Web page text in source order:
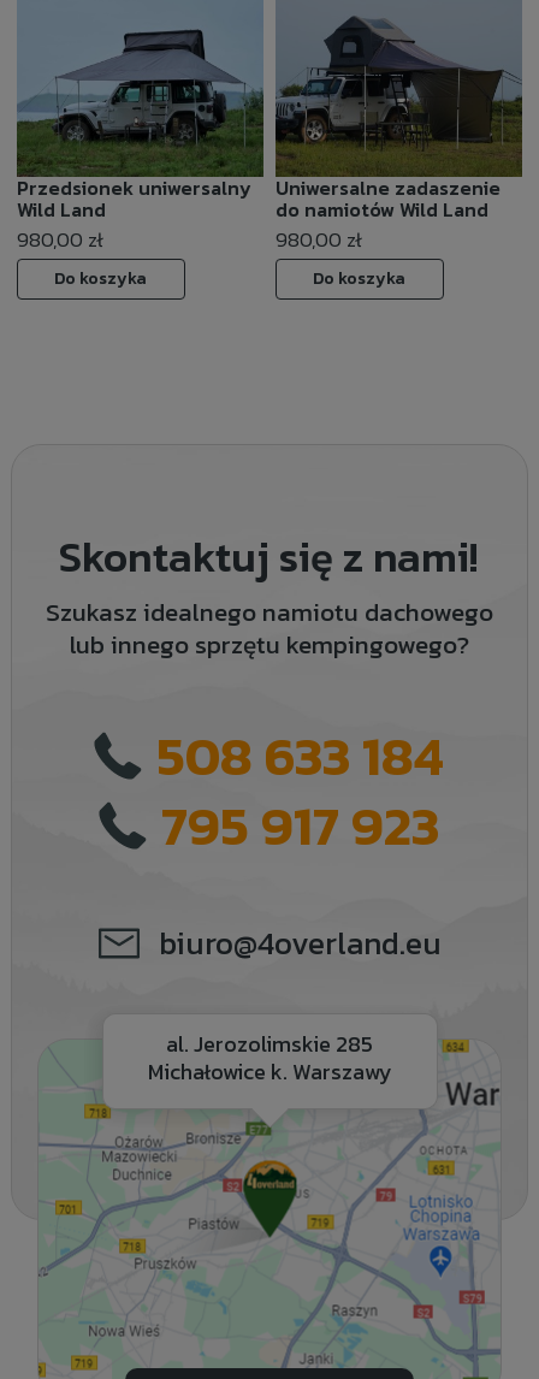
Przedsionek uniwersalny
Wild Land
980,00 zł
Do koszyka
Uniwersalne zadaszenie
do namiotów Wild Land
980,00 zł
Do koszyka
Skontaktuj się z nami!
Szukasz idealnego namiotu dachowego
lub innego sprzętu kempingowego?
508 633 184
795 917 923
biuro@4overland.eu
al. Jerozolimskie 285
Michałowice k. Warszawy